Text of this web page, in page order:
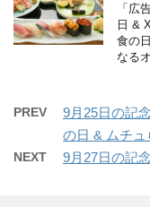
「広
日 &
食の
なる
PREV
9月25日の記
の日 & ムチュ
NEXT 9月27日の記